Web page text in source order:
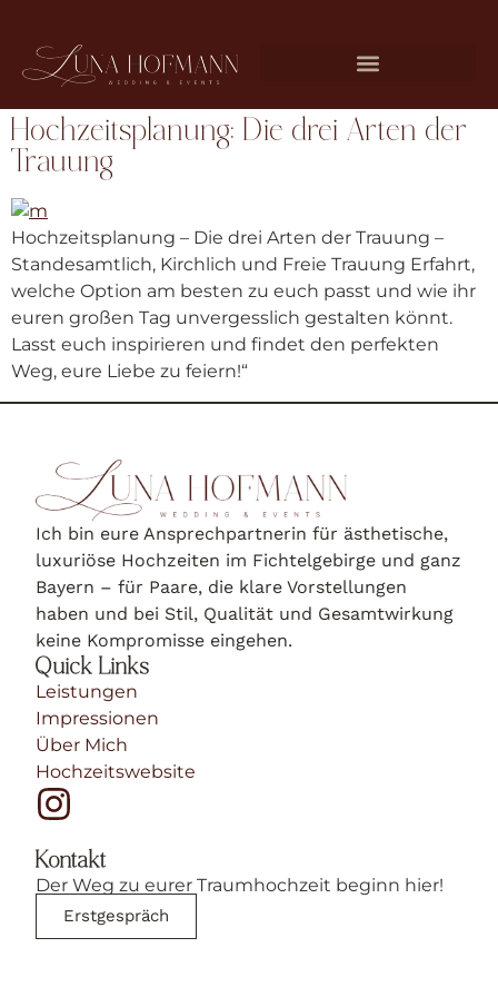
Hochzeitsplanung: Die drei Arten der
Trauung
Hochzeitsplanung – Die drei Arten der Trauung –
Standesamtlich, Kirchlich und Freie Trauung Erfahrt,
welche Option am besten zu euch passt und wie ihr
euren großen Tag unvergesslich gestalten könnt.
Lasst euch inspirieren und findet den perfekten
Weg, eure Liebe zu feiern!“
Ich bin eure Ansprechpartnerin für ästhetische,
luxuriöse Hochzeiten im Fichtelgebirge und ganz
Bayern – für Paare, die klare Vorstellungen
haben und bei Stil, Qualität und Gesamtwirkung
keine Kompromisse eingehen.
Quick Links
Leistungen
Impressionen
Über Mich
Hochzeitswebsite
Kontakt
Der Weg zu eurer Traumhochzeit beginn hier!
Erstgespräch